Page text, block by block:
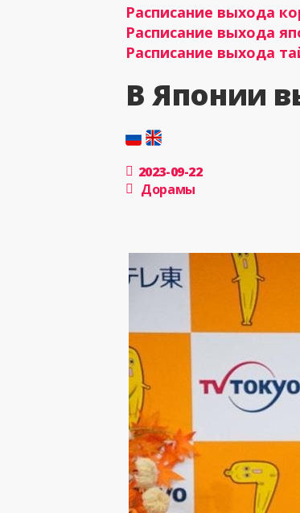
Расписание выхода
Расписание выхода
Расписание выхода
В Японии
2023-09-22
Дорамы